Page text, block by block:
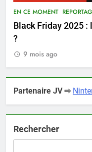
EN CE MOMENT
Black Friday 2025
?
9 mois ago
Partenaire JV ⇨
Rechercher